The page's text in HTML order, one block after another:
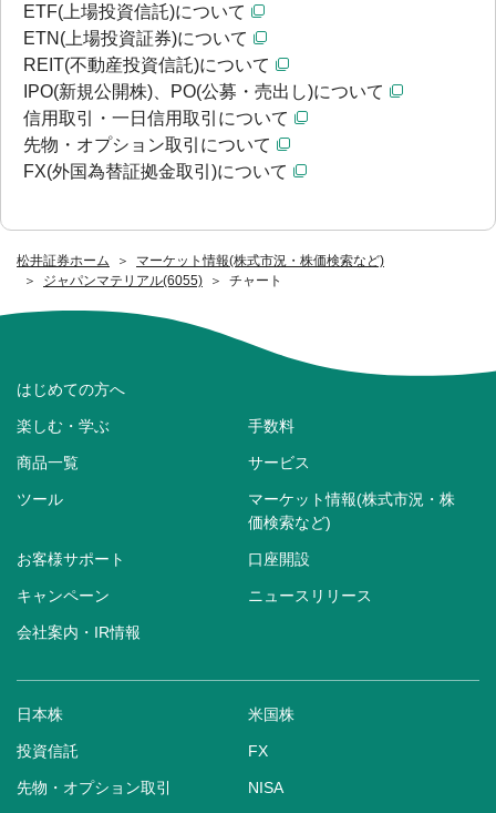
松井証券ホーム
マーケット情報(株式市況・株価検索など)
ジャパンマテリアル(6055)
チャート
ETF(上場投資信託)について
ETN(上場投資証券)について
REIT(不動産投資信託)について
IPO(新規公開株)、PO(公募・売出し)について
信用取引・一日信用取引について
先物・オプション取引について
FX(外国為替証拠金取引)について
はじめての方へ
楽しむ・学ぶ 手数料
商品一覧 サービス
ツール
マーケット情報(株式市況・株
価検索など)
お客様サポート 口座開設
キャンペーン ニュースリリース
会社案内・IR情報
日本株 米国株
投資信託 FX
先物・オプション取引 NISA